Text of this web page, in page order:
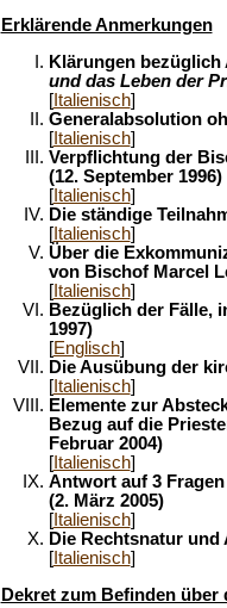
Erklärende Anmerkungen
Klärungen
und das Leben der
[Italienisch]
Generalabsolution
[Italienisch]
Verpflichtung der
(12. September 1996)
[Italienisch]
Die ständige
[Italienisch]
Über die
von Bischof Marcel
[Italienisch]
Bezüglich der Fälle,
1997)
[Englisch]
Die Ausübung der
[Italienisch]
Elemente zur
Bezug auf die
Februar 2004)
[Italienisch]
Antwort auf 3
(2. März 2005)
[Italienisch]
Die Rechtsnatur
[Italienisch]
Dekret zum Befinden